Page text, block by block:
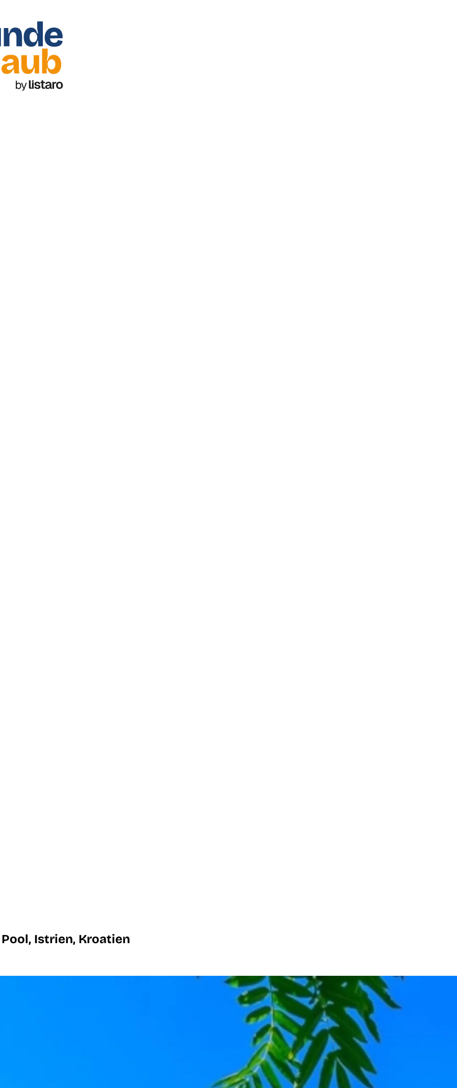
Istrien, Kroatien